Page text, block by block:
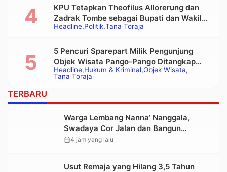
Headline Politik Tana Toraja
KPU Tetapkan Theofilus Allorerung dan
Zadrak Tombe sebagai Bupati dan Wakil
Bupati Tana Toraja Terpilih
Headline Hukum & Kriminal Objek Wisata
Tana Toraja
5 Pencuri Sparepart Milik Pengunjung
Objek Wisata Pango-Pango Ditangkap
Polisi
TERBARU
Warga Lembang Nanna’ Nanggala,
Swadaya Cor Jalan dan Bangun
Jembatan
calendar_month4 jam yang lalu
Usut Remaja yang Hilang 3,5 Tahun